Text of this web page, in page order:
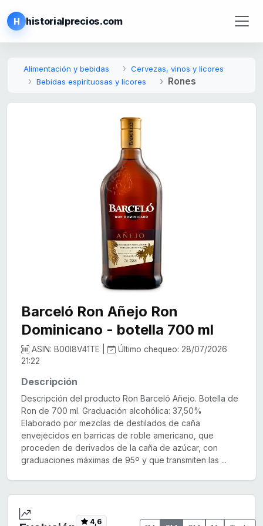
H historialprecios.com
Alimentación y bebidas
Cervezas, vinos y licores
Bebidas espirituosas y licores
Rones
Barceló Ron Añejo Ron
Dominicano - botella 700 ml
ASIN: B00I8V41TE |
Último chequeo: 28/07/2026
21:22
Descripción
Descripción del producto Ron Barceló Añejo. Botella de
Ron de 700 ml. Graduación alcohólica: 37,50%
Elaborado por mezclas de destilados de caña
envejecidos en barricas de roble americano, que
proceden de derivados de la caña de azúcar, con
graduaciones máximas de 95º y que transmiten las ...
4,6